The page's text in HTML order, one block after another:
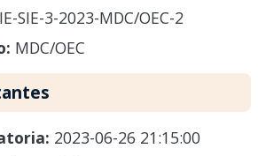
SIE-3-2023-MDC/OEC-2
MDC/OEC
2023-06-26 21:15:00